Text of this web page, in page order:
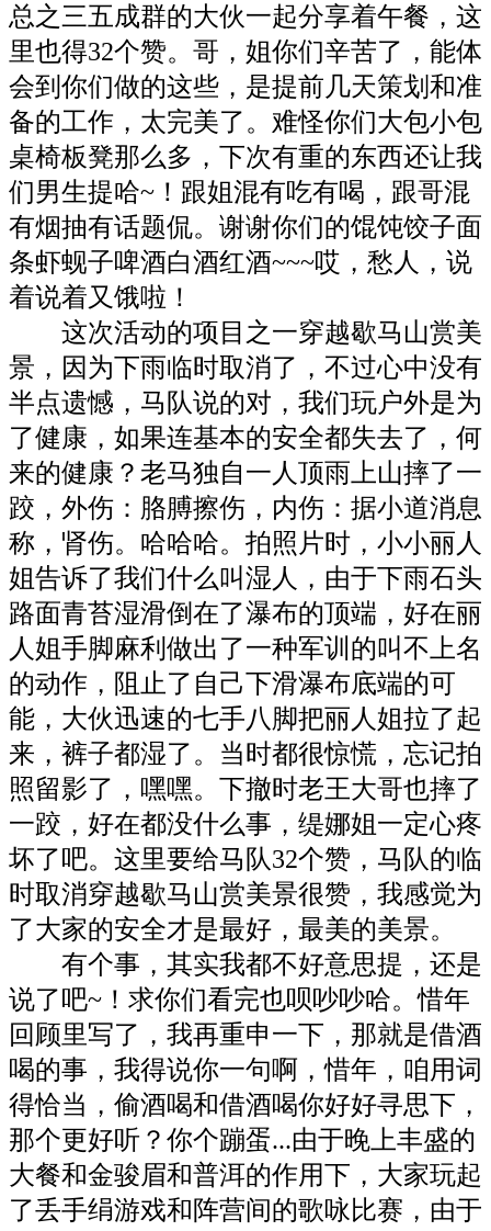
总之三五成群的大伙一起分享着午餐，这
里也得32个赞。哥，姐你们辛苦了，能体
会到你们做的这些，是提前几天策划和准
备的工作，太完美了。难怪你们大包小包
桌椅板凳那么多，下次有重的东西还让我
们男生提哈~！跟姐混有吃有喝，跟哥混
有烟抽有话题侃。谢谢你们的馄饨饺子面
条虾蚬子啤酒白酒红酒~~~哎，愁人，说
着说着又饿啦！
这次活动的项目之一穿越歇马山赏美
景，因为下雨临时取消了，不过心中没有
半点遗憾，马队说的对，我们玩户外是为
了健康，如果连基本的安全都失去了，何
来的健康？老马独自一人顶雨上山摔了一
跤，外伤：胳膊擦伤，内伤：据小道消息
称，肾伤。 哈哈哈。拍照片时，小小丽人
姐告诉了我们什么叫湿人，由于下雨石头
路面青苔湿滑倒在了瀑布的顶端，好在丽
人姐手脚麻利做出了一种军训的叫不上名
的动作，阻止了自己下滑瀑布底端的可
能，大伙迅速的七手八脚把丽人姐拉了起
来，裤子都湿了。当时都很惊慌，忘记拍
照留影了，嘿嘿。下撤时老王大哥也摔了
一跤，好在都没什么事，缇娜姐一定心疼
坏了吧。这里要给马队32个赞，马队的临
时取消穿越歇马山赏美景很赞，我感觉为
了大家的安全才是最好，最美的美景。
有个事，其实我都不好意思提，还是
说了吧~！求你们看完也呗吵吵哈。惜年
回顾里写了，我再重申一下，那就是借酒
喝的事，我得说你一句啊，惜年，咱用词
得恰当，偷酒喝和借酒喝你好好寻思下，
那个更好听？你个蹦蛋...由于晚上丰盛的
大餐和金骏眉和普洱的作用下，大家玩起
了丢手绢游戏和阵营间的歌咏比赛，由于